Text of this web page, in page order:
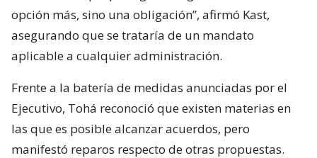
opción más, sino una obligación”, afirmó Kast,
asegurando que se trataría de un mandato
aplicable a cualquier administración.
Frente a la batería de medidas anunciadas por el
Ejecutivo, Tohá reconoció que existen materias en
las que es posible alcanzar acuerdos, pero
manifestó reparos respecto de otras propuestas.